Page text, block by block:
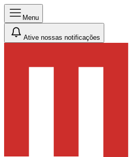
Menu
Ative nossas notificações